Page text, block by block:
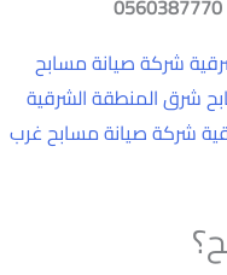
شركة صيانة مسابح
شرق المنطقة الشرقية
شركة صيانة مسابح غرب